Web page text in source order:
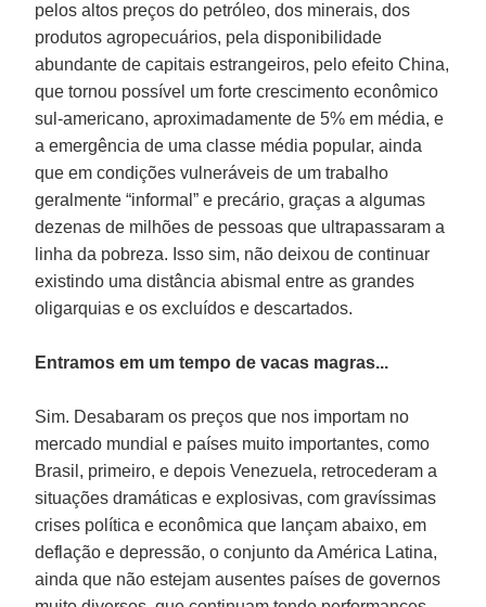
pelos altos preços do petróleo, dos minerais, dos
produtos agropecuários, pela disponibilidade
abundante de capitais estrangeiros, pelo efeito China,
que tornou possível um forte crescimento econômico
sul-americano, aproximadamente de 5% em média, e
a emergência de uma classe média popular, ainda
que em condições vulneráveis de um trabalho
geralmente “informal” e precário, graças a algumas
dezenas de milhões de pessoas que ultrapassaram a
linha da pobreza. Isso sim, não deixou de continuar
existindo uma distância abismal entre as grandes
oligarquias e os excluídos e descartados.
Entramos em um tempo de vacas magras...
Sim. Desabaram os preços que nos importam no
mercado mundial e países muito importantes, como
Brasil, primeiro, e depois Venezuela, retrocederam a
situações dramáticas e explosivas, com gravíssimas
crises política e econômica que lançam abaixo, em
deflação e depressão, o conjunto da América Latina,
ainda que não estejam ausentes países de governos